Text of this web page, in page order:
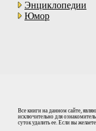
Энциклопедии
Юмор
Все книги на данном сайте,
исключительно для
суток удалить ее. Если вы